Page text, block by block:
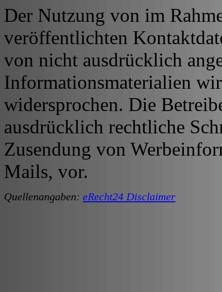
Der Nutzung von im
veröffentlichten
von nicht ausdrücklich
Informationsmaterialien
widersprochen. Die
ausdrücklich rechtliche
Zusendung von
Mails, vor.
Quellenangaben: eRecht24 Disclaimer